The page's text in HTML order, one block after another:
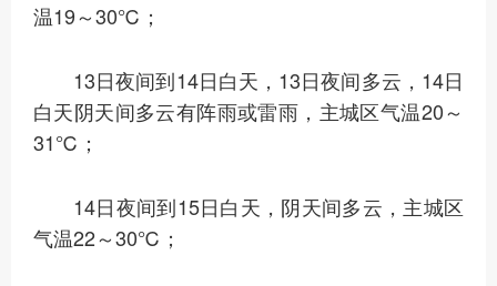
温19～30℃；
13日夜间到14日白天，13日夜间多云，14日
白天阴天间多云有阵雨或雷雨，主城区气温20～
31℃；
14日夜间到15日白天，阴天间多云，主城区
气温22～30℃；